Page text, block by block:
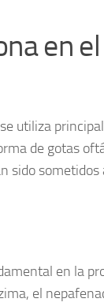
en
utiliza
de gotas
sido
en la
el